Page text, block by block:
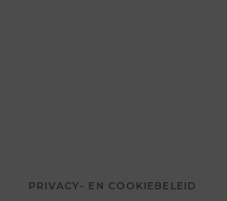
PRIVACY- EN COOKIEBELEID